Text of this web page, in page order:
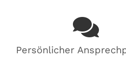
Persönlicher